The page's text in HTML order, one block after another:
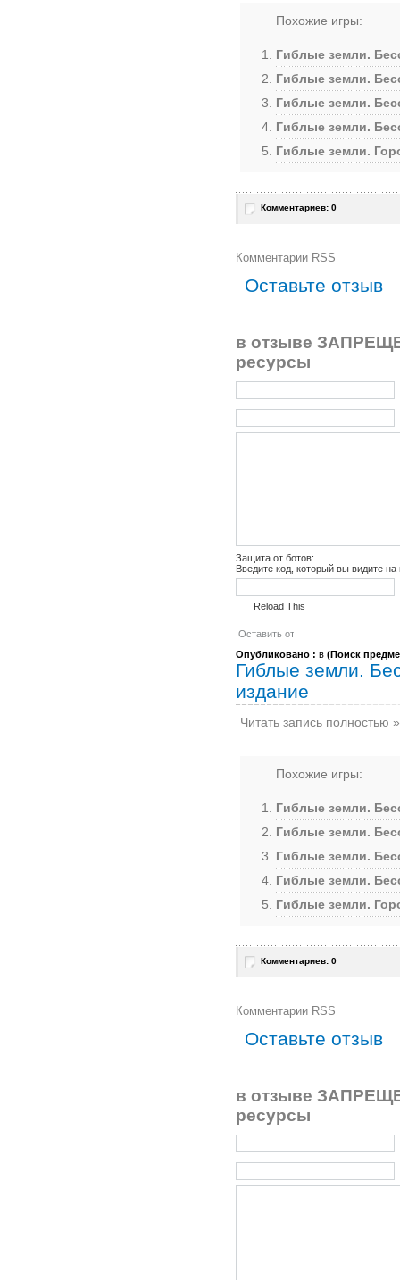
Похожие игры:
Гиблые земли.
Гиблые земли.
Гиблые земли.
Гиблые земли.
Гиблые земли.
Комментариев: 0
Комментарии RSS
Оставьте отзыв
в отзыве
ресурсы
Защита от ботов:
Введите код, который вы видите
Reload This
Опубликовано : в (Поиск
Гиблые земли.
издание
Читать запись полностью »
Похожие игры:
Гиблые земли.
Гиблые земли.
Гиблые земли.
Гиблые земли.
Гиблые земли.
Комментариев: 0
Комментарии RSS
Оставьте отзыв
в отзыве
ресурсы